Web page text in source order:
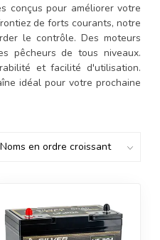
conçus pour améliorer votre
de forts courants, notre
le contrôle. Des moteurs
pêcheurs de tous niveaux.
et facilité d'utilisation.
idéal pour votre prochaine